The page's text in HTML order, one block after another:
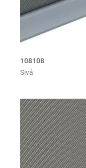
108108
Sivá